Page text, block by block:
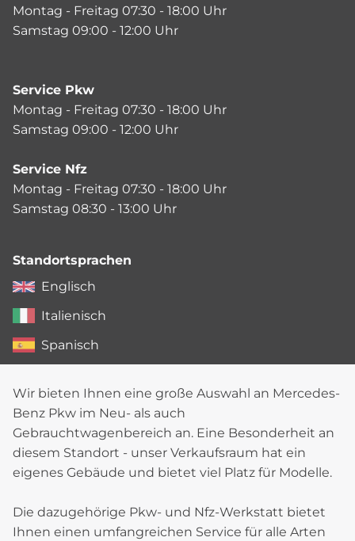
Montag - Freitag 07:30 - 18:00 Uhr
Samstag 09:00 - 12:00 Uhr
Service Pkw
Montag - Freitag 07:30 - 18:00 Uhr
Samstag 09:00 - 12:00 Uhr
Service Nfz
Montag - Freitag 07:30 - 18:00 Uhr
Samstag 08:30 - 13:00 Uhr
Standortsprachen
Englisch
Italienisch
Spanisch
Wir bieten Ihnen eine große Auswahl an Mercedes-
Benz Pkw im Neu- als auch
Gebrauchtwagenbereich an. Eine Besonderheit an
diesem Standort - unser Verkaufsraum hat ein
eigenes Gebäude und bietet viel Platz für Modelle.
Die dazugehörige Pkw- und Nfz-Werkstatt bietet
Ihnen einen umfangreichen Service für alle Arten